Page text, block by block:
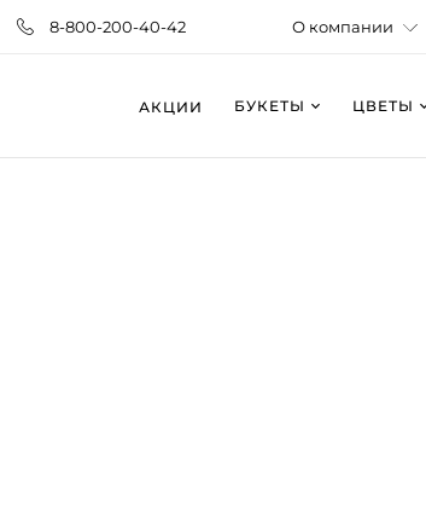
8-800-200-40-42 О компании
АКЦИИ БУКЕТЫ ЦВЕТЫ